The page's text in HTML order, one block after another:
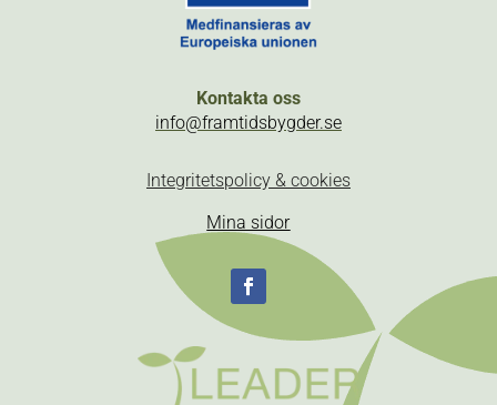
Kontakta oss
info@framtidsbygder.se
Integritetspolicy & cookies
Mina sidor